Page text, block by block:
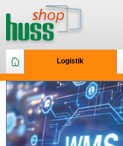
Logistik